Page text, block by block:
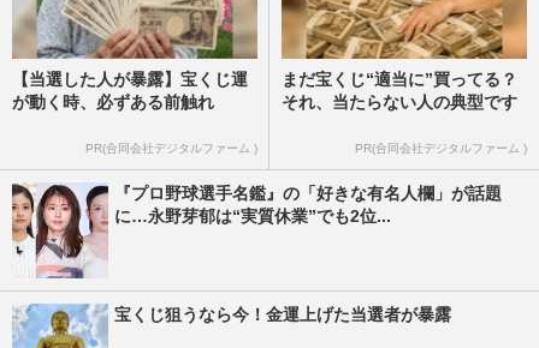
【当選した人が暴露】宝くじ運
が動く時、必ずある前触れ
PR(合同会社デジタルファーム )
まだ宝くじ“適当に”買ってる？
それ、当たらない人の典型です
PR(合同会社デジタルファーム )
『プロ野球選手名鑑』の「好きな有名人欄」が話題
に…永野芽郁は“実質休業”でも2位...
宝くじ狙うなら今！金運上げた当選者が暴露